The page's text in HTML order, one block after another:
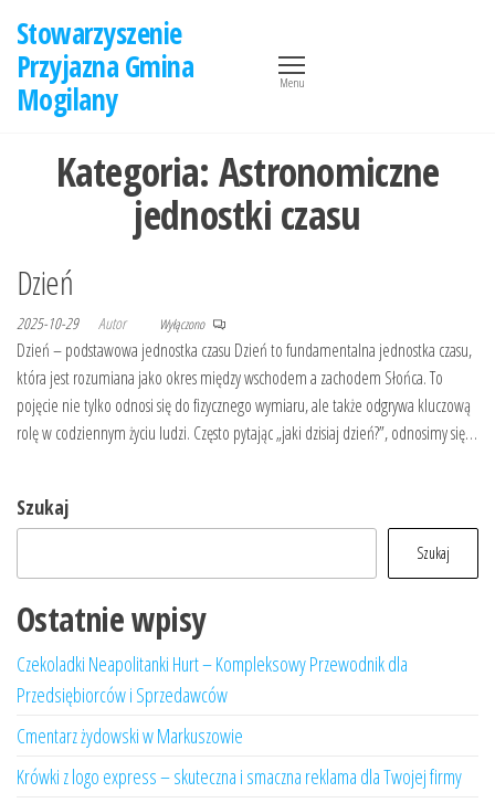
treści
Stowarzyszenie
Przyjazna Gmina
Mogilany
Menu
Kategoria: Astronomiczne
jednostki czasu
Dzień
2025-10-29 Autor Wyłączono
Dzień – podstawowa jednostka czasu Dzień to fundamentalna jednostka czasu,
która jest rozumiana jako okres między wschodem a zachodem Słońca. To
pojęcie nie tylko odnosi się do fizycznego wymiaru, ale także odgrywa kluczową
rolę w codziennym życiu ludzi. Często pytając „jaki dzisiaj dzień?”, odnosimy się…
Szukaj
Szukaj
Ostatnie wpisy
Czekoladki Neapolitanki Hurt – Kompleksowy Przewodnik dla
Przedsiębiorców i Sprzedawców
Cmentarz żydowski w Markuszowie
Krówki z logo express – skuteczna i smaczna reklama dla Twojej firmy